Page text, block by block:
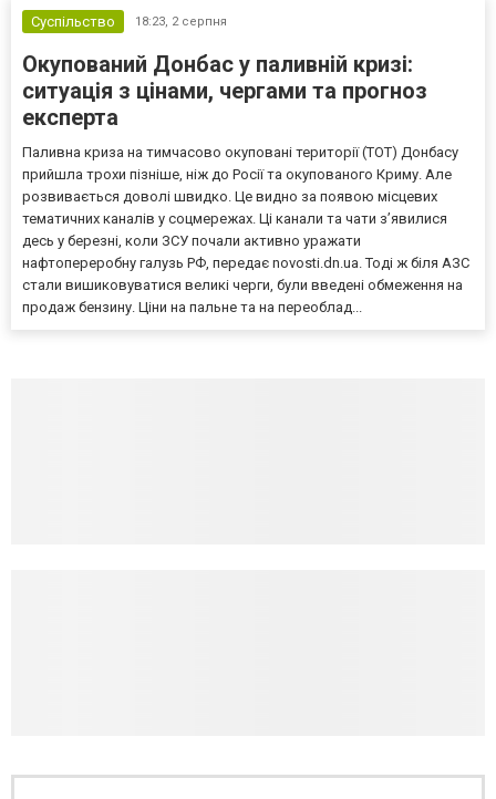
Суспільство 18:23, 2 серпня
Окупований Донбас у паливній кризі:
ситуація з цінами, чергами та прогноз
експерта
Паливна криза на тимчасово окуповані території (ТОТ) Донбасу
прийшла трохи пізніше, ніж до Росії та окупованого Криму. Але
розвивається доволі швидко. Це видно за появою місцевих
тематичних каналів у соцмережах. Ці канали та чати з’явилися
десь у березні, коли ЗСУ почали активно уражати
нафтопереробну галузь РФ, передає novosti.dn.ua. Тоді ж біля АЗС
стали вишиковуватися великі черги, були введені обмеження на
продаж бензину. Ціни на пальне та на переоблад...